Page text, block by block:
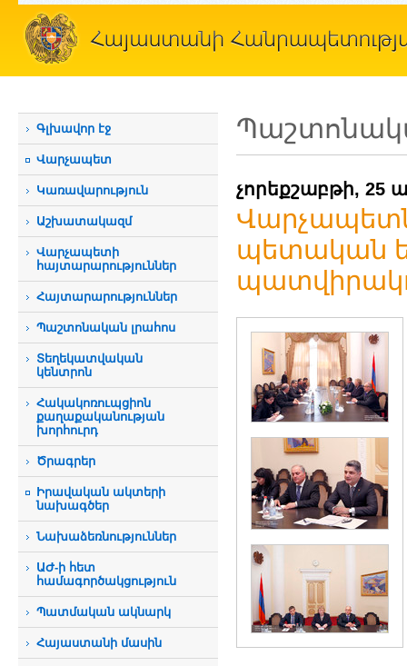
Գլխավոր էջ
Վարչապետ
Կառավարություն
Աշխատակազմ
Վարչապետի
հայտարարություններ
Հայտարարություններ
Պաշտոնական լրահոս
Տեղեկատվական
կենտրոն
Հակակոռուպցիոն
քաղաքականության
խորհուրդ
Ծրագրեր
Իրավական ակտերի
նախագծեր
Նախաձեռնություններ
ԱԺ-ի հետ
համագործակցություն
Պատմական ակնարկ
Հայաստանի մասին
չորեքշաբթի, 25
Վարչապետն
պետական